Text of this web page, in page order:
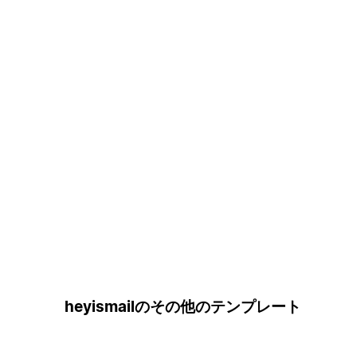
heyismailのその他のテンプレート